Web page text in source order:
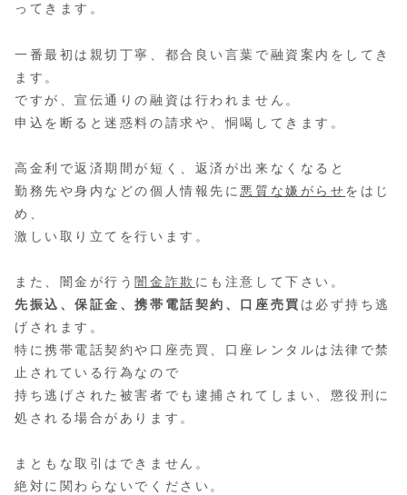
ってきます。
一番最初は親切丁寧、都合良い言葉で融資案内をしてき
ます。
ですが、宣伝通りの融資は行われません。
申込を断ると迷惑料の請求や、恫喝してきます。
高金利で返済期間が短く、返済が出来なくなると
勤務先や身内などの個人情報先に 悪質な嫌がらせをはじ
め、
激しい取り立てを行います。
また、闇金が行う 闇金詐欺 にも注意して下さい。
先振込、保証金、携帯電話契約、口座売買 は必ず持ち逃
げされます。
特に携帯電話契約や口座売買、口座レンタルは法律で禁
止されている行為なので
持ち逃げされた被害者でも逮捕されてしまい、懲役刑に
処される場合があります。
まともな取引はできません。
絶対に関わらないでください。